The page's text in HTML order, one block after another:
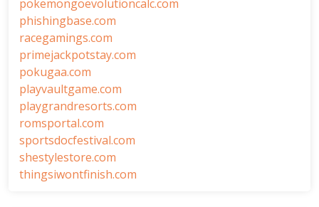
pokemongoevolutioncalc.com
phishingbase.com
racegamings.com
primejackpotstay.com
pokugaa.com
playvaultgame.com
playgrandresorts.com
romsportal.com
sportsdocfestival.com
shestylestore.com
thingsiwontfinish.com